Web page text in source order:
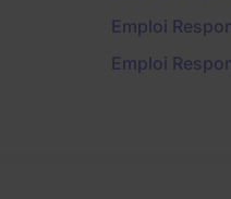
Emploi
Emploi